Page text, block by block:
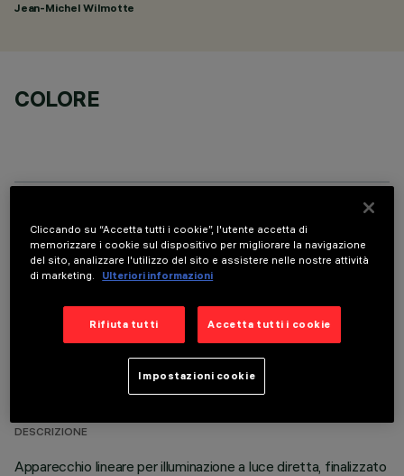
Jean-Michel Wilmotte
COLORE
COMPONENTI OPZIONALI
DATI TECNICI
DESCRIZIONE
Apparecchio lineare per illuminazione a luce diretta, finalizzato
Cliccando su “Accetta tutti i cookie”, l'utente accetta di
memorizzare i cookie sul dispositivo per migliorare la navigazione
del sito, analizzare l'utilizzo del sito e assistere nelle nostre attività
di marketing.
Ulteriori informazioni
Rifiuta tutti Accetta tutti i cookie
Impostazioni cookie